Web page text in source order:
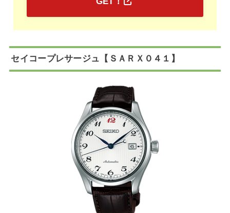
セイコープレサージュ【ＳＡＲＸ０４１】